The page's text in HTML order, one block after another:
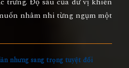
nhâm nhi từng ngụm một
nhưng sang trọng tuyệt đối